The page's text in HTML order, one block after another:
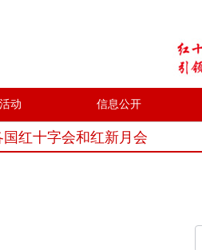
动 信息公开
国红十字会和红新月会